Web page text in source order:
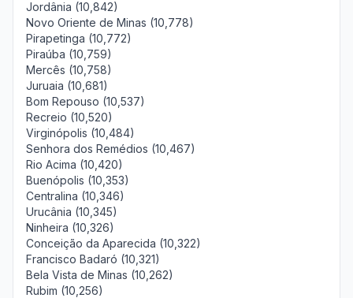
Jordânia (10,842)
Novo Oriente de Minas (10,778)
Pirapetinga (10,772)
Piraúba (10,759)
Mercês (10,758)
Juruaia (10,681)
Bom Repouso (10,537)
Recreio (10,520)
Virginópolis (10,484)
Senhora dos Remédios (10,467)
Rio Acima (10,420)
Buenópolis (10,353)
Centralina (10,346)
Urucânia (10,345)
Ninheira (10,326)
Conceição da Aparecida (10,322)
Francisco Badaró (10,321)
Bela Vista de Minas (10,262)
Rubim (10,256)